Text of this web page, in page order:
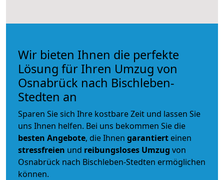
Wir bieten Ihnen die perfekte
Lösung für Ihren Umzug von
Osnabrück nach Bischleben-
Stedten an
Sparen Sie sich Ihre kostbare Zeit und lassen Sie
uns Ihnen helfen. Bei uns bekommen Sie die
besten Angebote, die Ihnen garantiert einen
stressfreien und reibungsloses Umzug von
Osnabrück nach Bischleben-Stedten ermöglichen
können.